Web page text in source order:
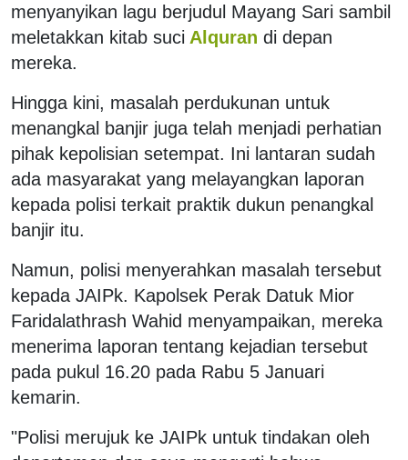
menyanyikan lagu berjudul Mayang Sari sambil
meletakkan kitab suci Alquran di depan
mereka.
Hingga kini, masalah perdukunan untuk
menangkal banjir juga telah menjadi perhatian
pihak kepolisian setempat. Ini lantaran sudah
ada masyarakat yang melayangkan laporan
kepada polisi terkait praktik dukun penangkal
banjir itu.
Namun, polisi menyerahkan masalah tersebut
kepada JAIPk. Kapolsek Perak Datuk Mior
Faridalathrash Wahid menyampaikan, mereka
menerima laporan tentang kejadian tersebut
pada pukul 16.20 pada Rabu 5 Januari
kemarin.
"Polisi merujuk ke JAIPk untuk tindakan oleh